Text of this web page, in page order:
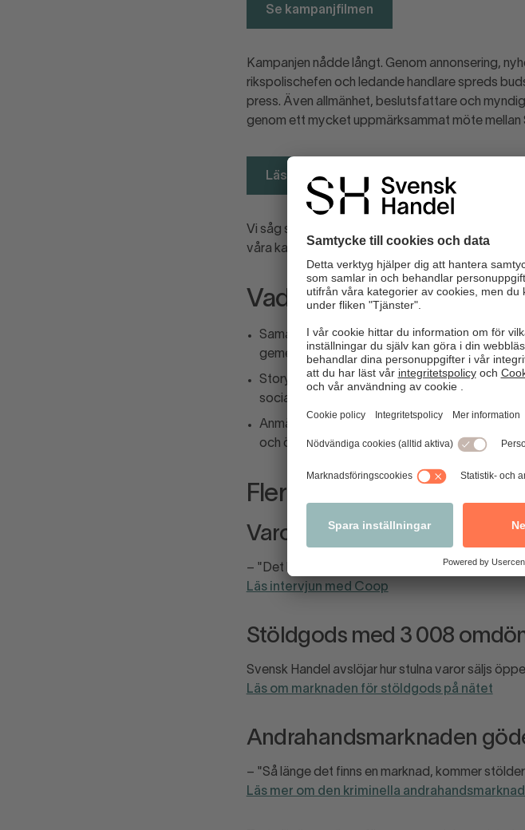
Se kampanjfilmen
Kampanjen nådde långt. Genom annonsering,
rikspolischefen och ledande handlare spreds
press. Även allmänhet, beslutsfattare och
genom ett mycket uppmärksammat möte mellan
Läs artikeln om mötet med rikspolischefen
Vi såg stort genomslag för filmerna, högt
våra kanaler. Det visar att frågan berör – och att
Vad tar vi med oss?
Samarbete är avgörande. Säkerhetsveckan
gemensamt.
Storytelling fungerar. Riktiga exempel, röster
sociala medier och nyhetsbrev.
Anmälan är avgörande. Varje brott som
och ökar trycket på beslutsfattare.
Fler nedslag från veckan:
Varor försvinner i stora
– "Det kan handla om 30 kilo oxfilé som
Läs intervjun med Coop
Stöldgods med 3 008
Svensk Handel avslöjar hur stulna varor säljs
Läs om marknaden för stöldgods på nätet
Andrahandsmarknaden
– "Så länge det finns en marknad, kommer
Läs mer om den kriminella